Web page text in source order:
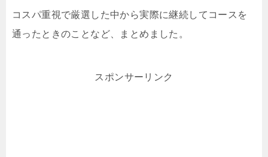
コスパ重視で厳選した中から実際に継続してコースを
通ったときのことなど、まとめました。
スポンサーリンク